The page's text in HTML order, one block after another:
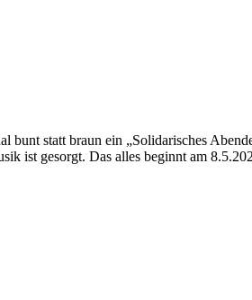
statt braun ein „Solidarisches
ist gesorgt. Das alles beginnt am